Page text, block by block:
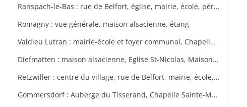
Ranspach-le-Bas : rue de Belfort, église, mairie, école, périscolaire, platanes plantés sous Napoléon
Romagny : vue générale, maison alsacienne, étang
Valdieu Lutran : mairie-école et foyer communal, Chapelle Notre Dame de la Pitié, calvaire, échelle d'écluses sens Valdieu-Retzwiller
Diefmatten : maison alsacienne, Eglise St-Nicolas, Maison natale Barthélémy Gross
Retzwiller : centre du village, rue de Belfort, mairie, école, décors floraux
Gommersdorf : Auberge du Tisserand, Chapelle Sainte-Marguerite, Calvaire rue des Tilleuls